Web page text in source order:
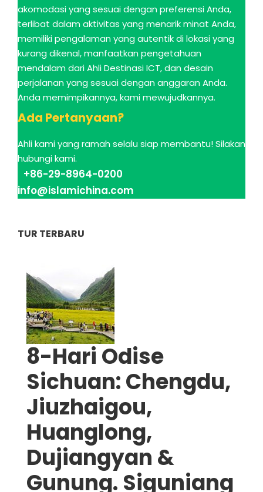
akomodasi yang sesuai dengan preferensi Anda,
terlibat dalam aktivitas yang menarik minat Anda,
memiliki pengalaman yang autentik di lokasi yang
kurang dikenal, manfaatkan pengetahuan
mendalam dari Ahli Destinasi ICT, dan desain
perjalanan yang sesuai dengan anggaran Anda.
Anda memimpikannya, kami mewujudkannya.
Ada Pertanyaan?
Ahli kami yang ramah selalu siap membantu! Silakan
hubungi kami.
+86-29-8964-0200
info@islamichina.com
TUR TERBARU
8-Hari Odise
Sichuan: Chengdu,
Jiuzhaigou,
Huanglong,
Dujiangyan &
Gunung. Siguniang